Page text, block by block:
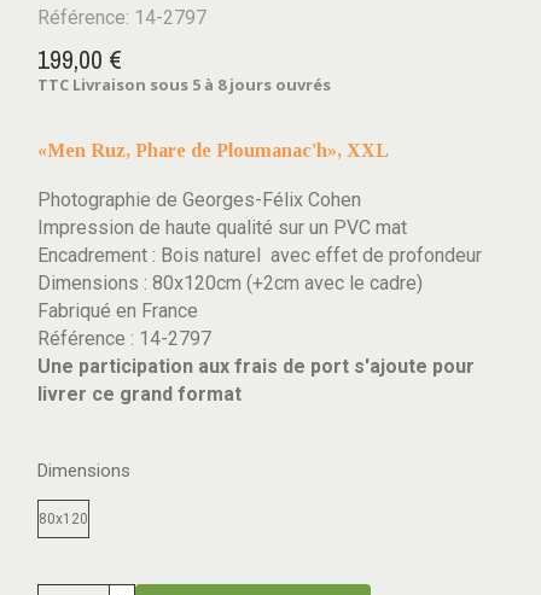
Référence: 14-2797
199,00 €
TTC Livraison sous 5 à 8 jours ouvrés
«Men Ruz, Phare de Ploumanac'h», XXL
Photographie de Georges-Félix Cohen
Impression de haute qualité sur un PVC mat
Encadrement : Bois naturel avec effet de profondeur
Dimensions : 80x120cm (+2cm avec le cadre)
Fabriqué en France
Référence : 14-2797
Une participation aux frais de port s'ajoute pour
livrer ce grand format
Dimensions
80x120